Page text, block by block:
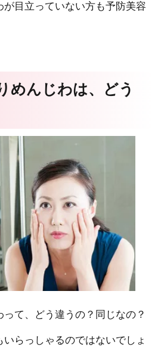
が目立っていない方も予防美容
めんじわは、どう
て、どう違うの？同じなの？
いらっしゃるのではないでしょ